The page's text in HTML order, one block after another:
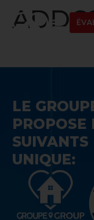
LE
PROPOSE
SUIVANTS
UNIQUE: